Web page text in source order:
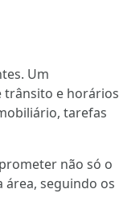
Um
trânsito e horários
tarefas
não só o
área, seguindo os